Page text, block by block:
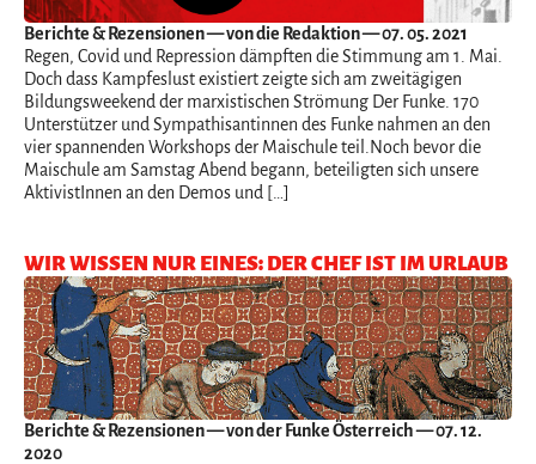
Berichte & Rezensionen— von die Redaktion — 07. 05. 2021
Regen, Covid und Repression dämpften die Stimmung am 1. Mai.
Doch dass Kampfeslust existiert zeigte sich am zweitägigen
Bildungsweekend der marxistischen Strömung Der Funke. 170
Unterstützer und Sympathisantinnen des Funke nahmen an den
vier spannenden Workshops der Maischule teil.Noch bevor die
Maischule am Samstag Abend begann, beteiligten sich unsere
AktivistInnen an den Demos und […]
WIR WISSEN NUR EINES: DER CHEF IST IM URLAUB
Berichte & Rezensionen— von der Funke Österreich — 07. 12.
2020